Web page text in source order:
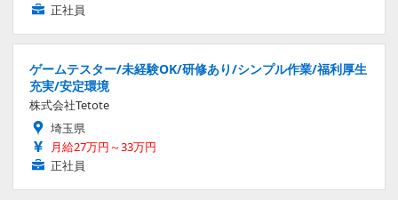
正社員
ゲームテスター/未経験OK/研修あり/シンプル作業/福利厚生
充実/安定環境
株式会社Tetote
埼玉県
月給27万円～33万円
正社員